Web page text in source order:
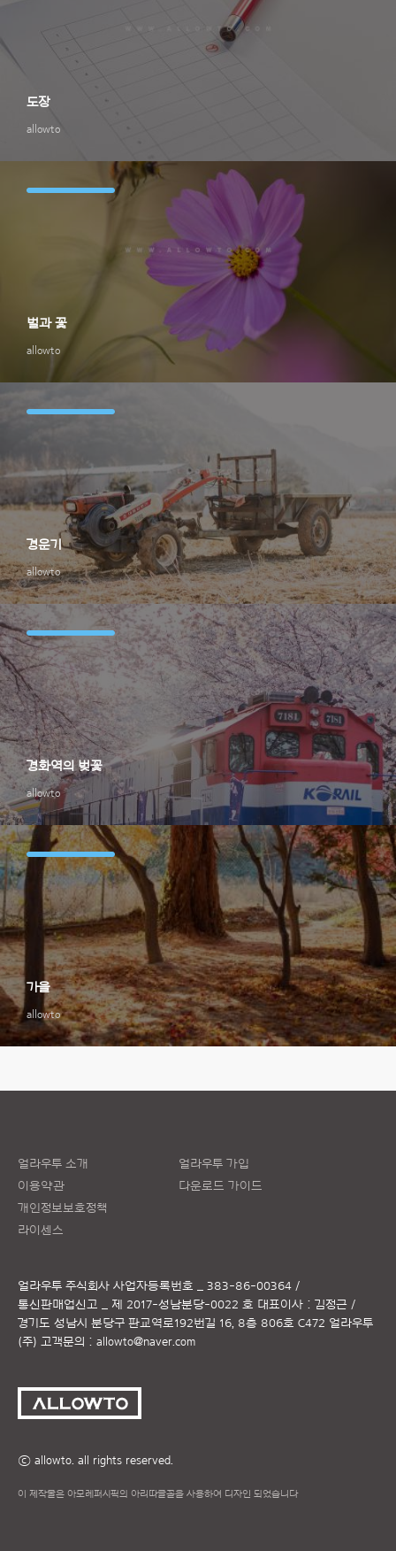
allowto
도장
allowto
벌과 꽃
allowto
경운기
allowto
경화역의 벚꽃
allowto
가을
얼라우투 소개
이용약관
개인정보보호정책
라이센스
얼라우투 가입
다운로드 가이드
얼라우투 주식회사 사업자등록번호 _ 383-86-00364 /
통신판매업신고 _ 제 2017-성남분당-0022 호 대표이사 : 김정근 /
경기도 성남시 분당구 판교역로192번길 16, 8층 806호 C472 얼라우투
(주) 고객문의 : allowto@naver.com
ⓒ allowto. all rights reserved.
이 제작물은 아모레퍼시픽의 아리따글꼴을 사용하여 디자인 되었습니다